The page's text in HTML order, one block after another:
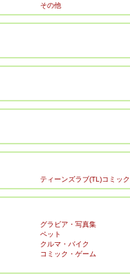
その他
ティーンズラブ(TL)コミック
グラビア・写真集
ペット
クルマ・バイク
コミック・ゲーム